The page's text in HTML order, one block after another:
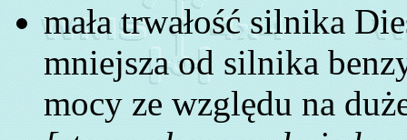
mała trwałość silnika
mniejsza od silnika
mocy ze względu na